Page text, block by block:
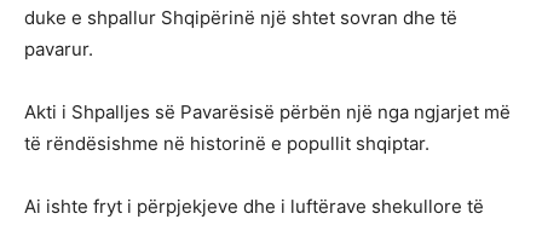
duke e shpallur Shqipërinë një shtet sovran dhe të
pavarur.
Akti i Shpalljes së Pavarësisë përbën një nga ngjarjet më
të rëndësishme në historinë e popullit shqiptar.
Ai ishte fryt i përpjekjeve dhe i luftërave shekullore të